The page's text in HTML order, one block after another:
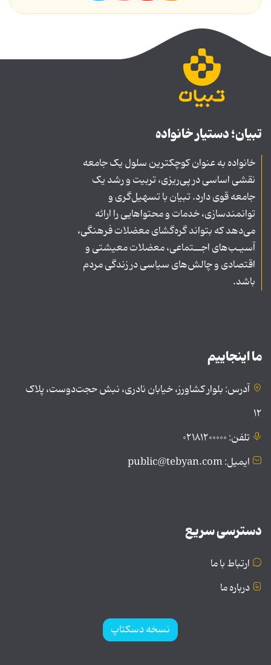
تبیان؛ دستیار خانواده
خانواده به عنوان کوچکترین سلول یک جامعه
نقشی اساسی در پی‌ریزی، تربیت و رشد یک
جامعه قوی دارد. تبیان با تسهیل‌گری و
توانمندسازی، خدمات و محتواهایی را ارائه
می‌دهد که بتواند گره‌گشای معضلات فرهنگی،
آسیـب‌های اجــتماعی، معضلات معیشتی و
اقتصادی و چالش‌های سیاسی در زندگی مردم
باشد.
ما اینجاییم
آدرس: بلوار کشاورز، خیابان نادری، نبش حجت‌دوست، پلاک
۱۲
تلفن: ۰۲۱۸۱۲۰۰۰۰۰
ایمیل: public@tebyan.com
دسترسی سریع
ارتباط با ما
درباره ما
نسخه دسکتاپ